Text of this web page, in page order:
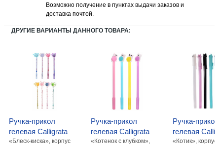
Возможно получение в пунктах выдачи заказов и
доставка почтой.
ДРУГИЕ ВАРИАНТЫ ДАННОГО ТОВАРА:
Ручка-прикол
гелевая Calligrata
«Блеск-киска», корпус
Ручка-прикол
гелевая Calligrata
«Котенок с клубком»,
Ручка-прикол
гелевая
«Котик», корпуc